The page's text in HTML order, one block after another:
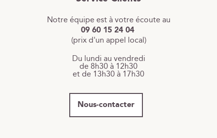
Notre équipe est à votre écoute au
09 60 15 24 04
(prix d'un appel local)
Du lundi au vendredi
de 8h30 à 12h30
et de 13h30 à 17h30
Nous-contacter